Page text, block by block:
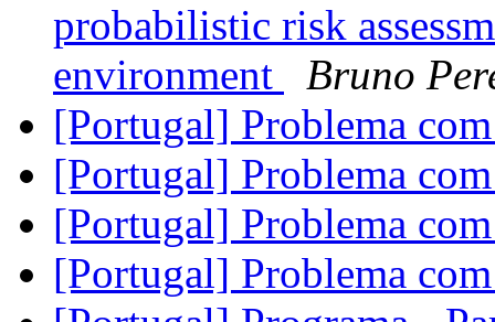
probabilistic risk
environment
Bruno
[Portugal] Problema
[Portugal] Problema
[Portugal] Problema
[Portugal] Problema